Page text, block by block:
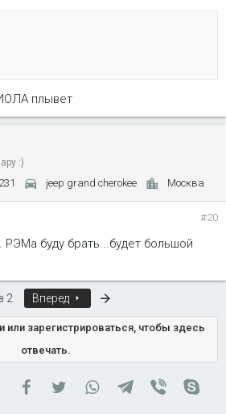
плывет
:)
231 jeep grand cherokee Москва
#20
буду брать...будет большой
2 Вперед
или зарегистрироваться, чтобы здесь
отвечать.
Одноклассники
FacebookTwitterWhatsAppTelegram
Viber